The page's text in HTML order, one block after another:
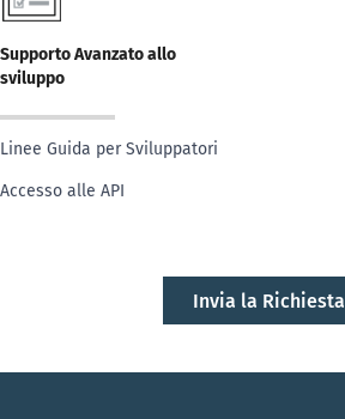
Supporto Avanzato allo
sviluppo
Linee Guida per Sviluppatori
Accesso alle API
Invia la Richiesta